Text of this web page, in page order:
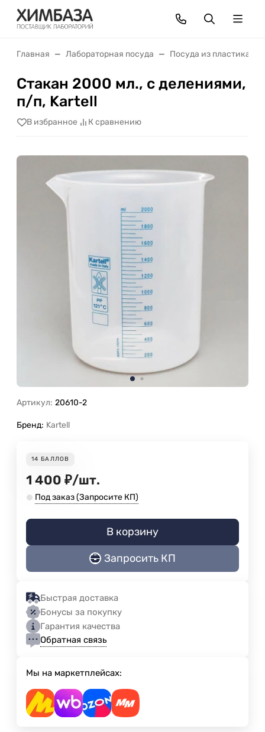
Главная Лабораторная посуда Посуда из пластика
Стакан 2000 мл., с делениями,
п/п, Kartell
В избранное К сравнению
Артикул: 20610-2
Бренд: Kartell
14 БАЛЛОВ
1 400 ₽/шт.
Под заказ (Запросите КП)
В корзину
Запросить КП
Быстрая доставка
Бонусы за покупку
Гарантия качества
Обратная связь
Мы на маркетплейсах: